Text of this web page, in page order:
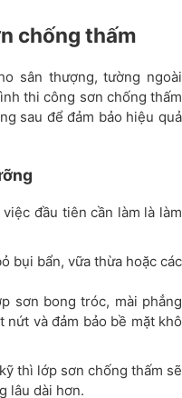
chống thấm
sân thượng, tường ngoài
thi công sơn chống thấm
sau để đảm bảo hiệu quả
đầu tiên cần làm là làm
bụi bẩn, vữa thừa hoặc các
sơn bong tróc, mài phẳng
và đảm bảo bề mặt khô
thì lớp sơn chống thấm sẽ
lâu dài hơn.